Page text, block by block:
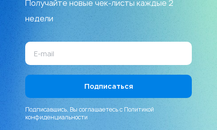
Получайте новые чек-листы каждые 2
недели
Подписавшись, Вы соглашаетесь с Политикой
конфиденциальности